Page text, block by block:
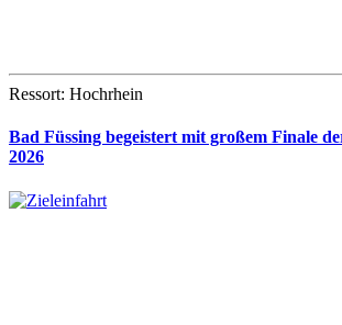
Ressort: Hochrhein
Bad Füssing begeistert mit großem Finale
2026